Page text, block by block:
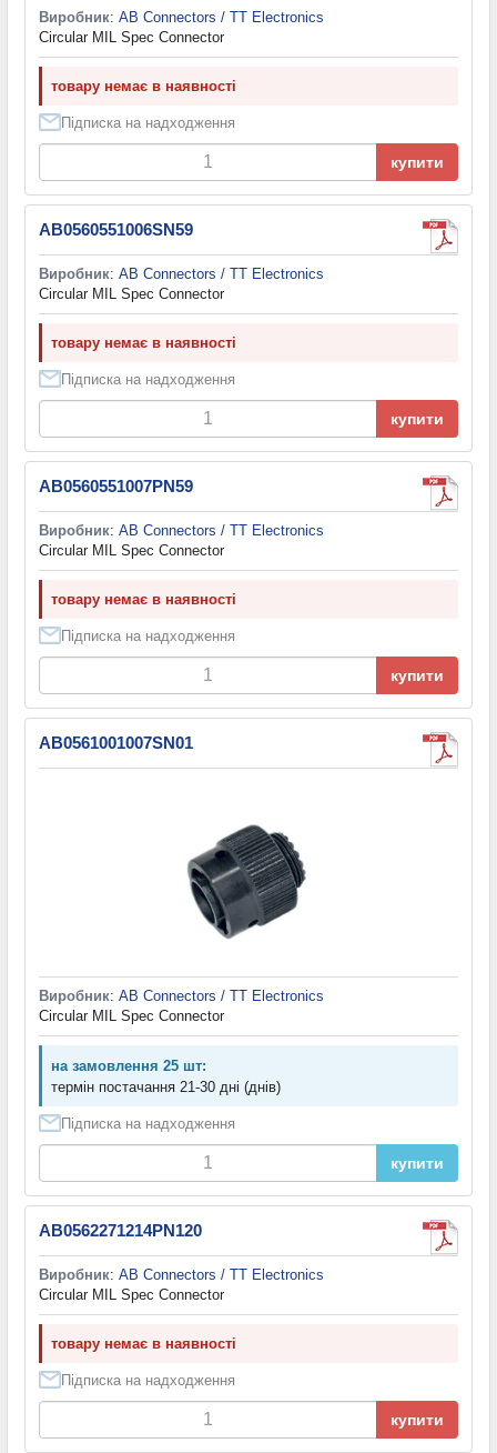
Виробник: AB Connectors / TT Electronics
Circular MIL Spec Connector
товару немає в наявності
Підписка на надходження
купити
AB0560551006SN59
Виробник: AB Connectors / TT Electronics
Circular MIL Spec Connector
товару немає в наявності
Підписка на надходження
купити
AB0560551007PN59
Виробник: AB Connectors / TT Electronics
Circular MIL Spec Connector
товару немає в наявності
Підписка на надходження
купити
AB0561001007SN01
Виробник: AB Connectors / TT Electronics
Circular MIL Spec Connector
на замовлення 25 шт:
термін постачання 21-30 дні (днів)
Підписка на надходження
купити
AB0562271214PN120
Виробник: AB Connectors / TT Electronics
Circular MIL Spec Connector
товару немає в наявності
Підписка на надходження
купити